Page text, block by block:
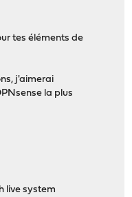
tes éléments de
j'aimerai
la plus
live system